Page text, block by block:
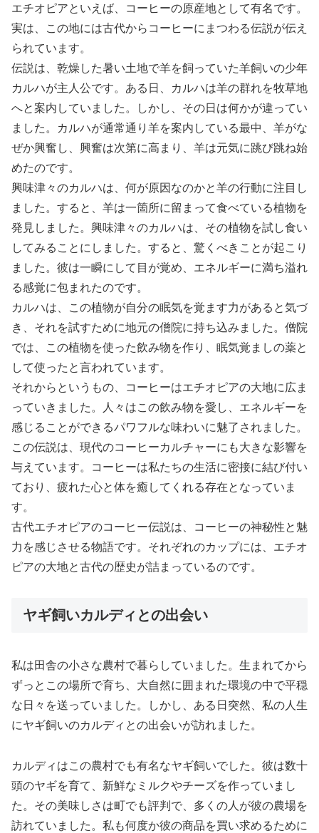
エチオピアといえば、コーヒーの原産地として有名です。
実は、この地には古代からコーヒーにまつわる伝説が伝え
られています。
伝説は、乾燥した暑い土地で羊を飼っていた羊飼いの少年
カルハが主人公です。ある日、カルハは羊の群れを牧草地
へと案内していました。しかし、その日は何かが違ってい
ました。カルハが通常通り羊を案内している最中、羊がな
ぜか興奮し、興奮は次第に高まり、羊は元気に跳び跳ね始
めたのです。
興味津々のカルハは、何が原因なのかと羊の行動に注目し
ました。すると、羊は一箇所に留まって食べている植物を
発見しました。興味津々のカルハは、その植物を試し食い
してみることにしました。すると、驚くべきことが起こり
ました。彼は一瞬にして目が覚め、エネルギーに満ち溢れ
る感覚に包まれたのです。
カルハは、この植物が自分の眠気を覚ます力があると気づ
き、それを試すために地元の僧院に持ち込みました。僧院
では、この植物を使った飲み物を作り、眠気覚ましの薬と
して使ったと言われています。
それからというもの、コーヒーはエチオピアの大地に広ま
っていきました。人々はこの飲み物を愛し、エネルギーを
感じることができるパワフルな味わいに魅了されました。
この伝説は、現代のコーヒーカルチャーにも大きな影響を
与えています。コーヒーは私たちの生活に密接に結び付い
ており、疲れた心と体を癒してくれる存在となっていま
す。
古代エチオピアのコーヒー伝説は、コーヒーの神秘性と魅
力を感じさせる物語です。それぞれのカップには、エチオ
ピアの大地と古代の歴史が詰まっているのです。
ヤギ飼いカルディとの出会い
私は田舎の小さな農村で暮らしていました。生まれてから
ずっとこの場所で育ち、大自然に囲まれた環境の中で平穏
な日々を送っていました。しかし、ある日突然、私の人生
にヤギ飼いのカルディとの出会いが訪れました。
カルディはこの農村でも有名なヤギ飼いでした。彼は数十
頭のヤギを育て、新鮮なミルクやチーズを作っていまし
た。その美味しさは町でも評判で、多くの人が彼の農場を
訪れていました。私も何度か彼の商品を買い求めるために